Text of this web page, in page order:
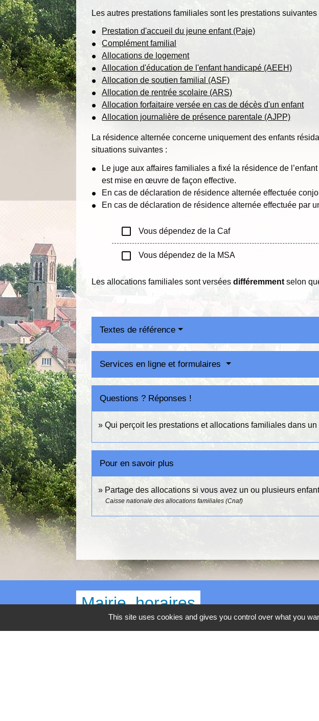
Les autres prestations familiales sont les prestations suivantes
Prestation d'accueil du jeune enfant (Paje)
Complément familial
Allocations de logement
Allocation d'éducation de l'enfant handicapé (AEEH)
Allocation de soutien familial (ASF)
Allocation de rentrée scolaire (ARS)
Allocation forfaitaire versée en cas de décès d'un enfant
Allocation journalière de présence parentale (AJPP)
La résidence alternée concerne uniquement des enfants
situations suivantes :
Le juge aux affaires familiales a fixé la résidence de
est mise en œuvre de façon effective.
En cas de déclaration de résidence alternée effectuée
En cas de déclaration de résidence alternée effectuée par
check_box_outline_blank Vous dépendez de la Caf
check_box_outline_blank Vous dépendez de la MSA
Les allocations familiales sont verséesdifféremment selon
Textes de référence
Services en ligne et formulaires
Questions ? Réponses !
Qui perçoit les prestations et allocations familiales dans
Pour en savoir plus
Partage des allocations si vous avez un ou plusieurs
Caisse nationale des allocations familiales (Cnaf)
Mairie, horaires
This site uses cookies and gives you control over what you